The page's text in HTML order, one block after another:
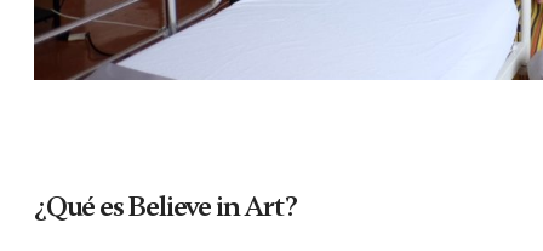
¿Qué es Believe in Art?